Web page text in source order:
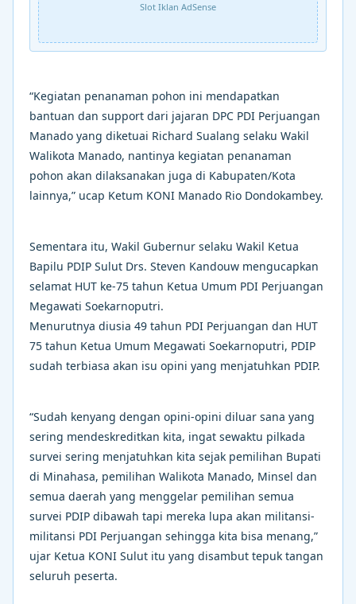
Slot Iklan AdSense
“Kegiatan penanaman pohon ini mendapatkan
bantuan dan support dari jajaran DPC PDI Perjuangan
Manado yang diketuai Richard Sualang selaku Wakil
Walikota Manado, nantinya kegiatan penanaman
pohon akan dilaksanakan juga di Kabupaten/Kota
lainnya,” ucap Ketum KONI Manado Rio Dondokambey.
Sementara itu, Wakil Gubernur selaku Wakil Ketua
Bapilu PDIP Sulut Drs. Steven Kandouw mengucapkan
selamat HUT ke-75 tahun Ketua Umum PDI Perjuangan
Megawati Soekarnoputri.
Menurutnya diusia 49 tahun PDI Perjuangan dan HUT
75 tahun Ketua Umum Megawati Soekarnoputri, PDIP
sudah terbiasa akan isu opini yang menjatuhkan PDIP.
“Sudah kenyang dengan opini-opini diluar sana yang
sering mendeskreditkan kita, ingat sewaktu pilkada
survei sering menjatuhkan kita sejak pemilihan Bupati
di Minahasa, pemilihan Walikota Manado, Minsel dan
semua daerah yang menggelar pemilihan semua
survei PDIP dibawah tapi mereka lupa akan militansi-
militansi PDI Perjuangan sehingga kita bisa menang,”
ujar Ketua KONI Sulut itu yang disambut tepuk tangan
seluruh peserta.